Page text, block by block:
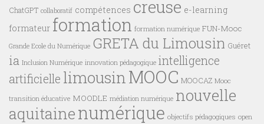
ChatGPT collaboratif compétences creuse e-learning
formateur formation formation numérique FUN-Mooc
Grande Ecole du Numérique GRETA du Limousin Guéret
ia Inclusion Numérique innovation pédagogique intelligence
artificielle limousin MOOC MOOCAZ Mooc
transition éducative MOODLE médiation numérique nouvelle
aquitainenumérique objectifs pédagogiques open